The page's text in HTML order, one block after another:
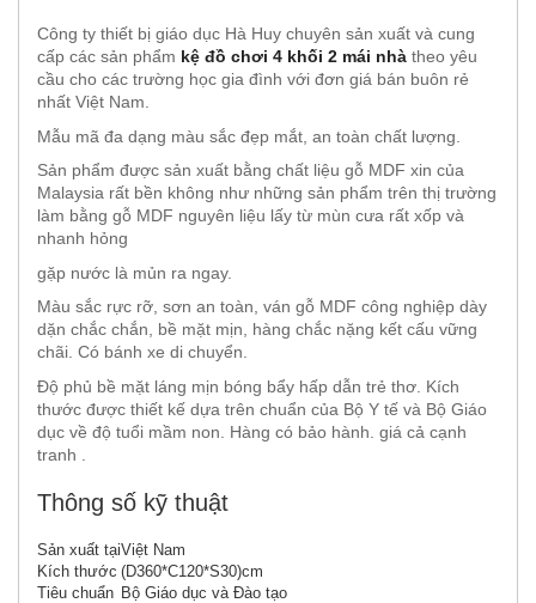
Công ty thiết bị giáo dục Hà Huy chuyên sản xuất và cung
cấp các sản phẩm kệ đồ chơi 4 khối 2 mái nhà theo yêu
cầu cho các trường học gia đình với đơn giá bán buôn rẻ
nhất Việt Nam.
Mẫu mã đa dạng màu sắc đẹp mắt, an toàn chất lượng.
Sản phẩm được sản xuất bằng chất liệu gỗ MDF xin của
Malaysia rất bền không như những sản phẩm trên thị trường
làm bằng gỗ MDF nguyên liệu lấy từ mùn cưa rất xốp và
nhanh hỏng
gặp nước là mủn ra ngay.
Màu sắc rực rỡ, sơn an toàn, ván gỗ MDF công nghiệp dày
dặn chắc chắn, bề mặt mịn, hàng chắc nặng kết cấu vững
chãi. Có bánh xe di chuyển.
Độ phủ bề mặt láng mịn bóng bẩy hấp dẫn trẻ thơ. Kích
thước được thiết kế dựa trên chuẩn của Bộ Y tế và Bộ Giáo
dục về độ tuổi mầm non. Hàng có bảo hành. giá cả cạnh
tranh .
Thông số kỹ thuật
Sản xuất tạiViệt Nam
Kích thước (D360*C120*S30)cm
Tiêu chuẩn Bộ Giáo dục và Đào tạo